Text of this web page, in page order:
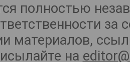
полностью
материалов,
на